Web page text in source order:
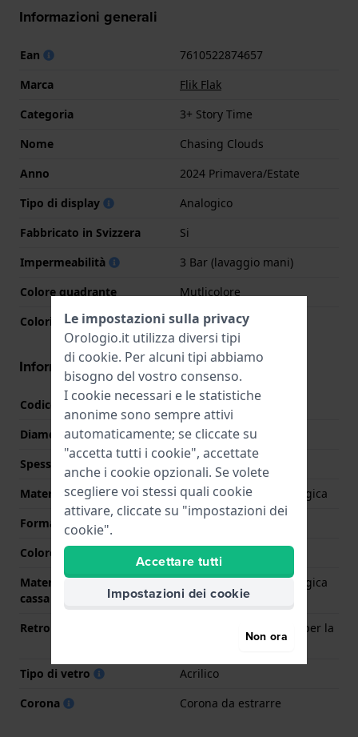
Informazioni generali
Ean
7610522874657
Marca
Flik Flak
Categoria
3+ Story Time
Nome
Chasing Clouds
Anno
2024 Primavera/Estate
Tipo di display
Analogico
Fabbricato in Svizzera
Si
Impermeabilità
3 Bar (lavaggio mani)
Colore quadrante
Mutlicolore
Colori lancette (h,m,s)
Rosso, Azzurro o blu
Informazioni della cassa
Codice cassa
FBNP220
Diametro
29.5 mm
Spessore della cassa
9.3 mm
Materiale cassa
Plastica di origine biologica
Forma della cassa
Rotondo
Colore della cassa
Materiale del retro della
cassa
Plastica di origine biologica
Retro cassa
Custodia con sportello per la
Tipo di vetro
Acrilico
Corona
Corona da estrarre
Le impostazioni sulla privacy
Orologio.it utilizza diversi tipi
di cookie. Per alcuni tipi abbiamo
bisogno del vostro consenso.
I cookie necessari e le statistiche
anonime sono sempre attivi
automaticamente; se cliccate su
"accetta tutti i cookie", accettate
anche i cookie opzionali. Se volete
scegliere voi stessi quali cookie
attivare, cliccate su "impostazioni dei
cookie".
Accettare tutti
Impostazioni dei cookie
Non ora